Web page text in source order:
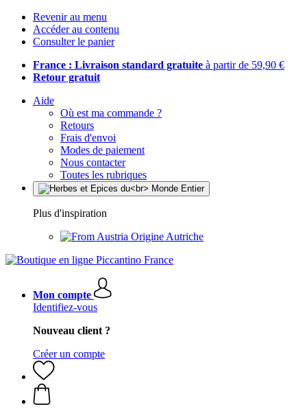
Revenir au menu
Accéder au contenu
Consulter le panier
France : Livraison standard gratuite à partir de 59,90 €
Retour gratuit
Aide
Où est ma commande ?
Retours
Frais d'envoi
Modes de paiement
Nous contacter
Toutes les rubriques
Plus d'inspiration
Origine Autriche
Mon compte
Identifiez-vous
Nouveau client ?
Créer un compte